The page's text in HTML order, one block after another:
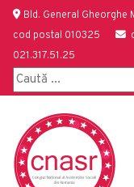
Bld. General Gheorghe
cod postal 010325
021.317.51.25